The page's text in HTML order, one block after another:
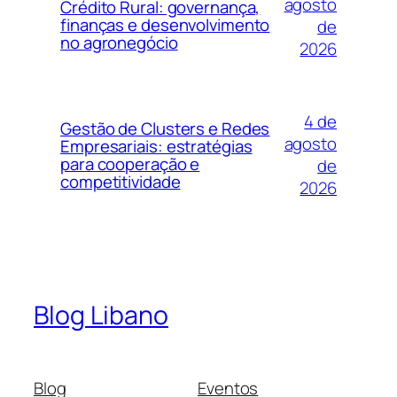
Crédito Rural: governança,
finanças e desenvolvimento
no agronegócio
de
2026
Gestão de Clusters e Redes
Empresariais: estratégias
para cooperação e
competitividade
4 de
agosto
de
2026
Blog Libano
Blog Eventos